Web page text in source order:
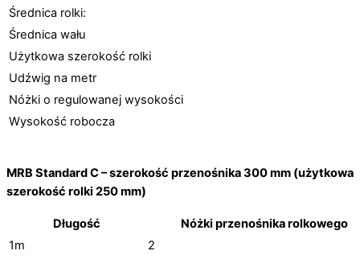
Średnica rolki:
Średnica wału
Użytkowa szerokość rolki
Udźwig na metr
Nóżki o regulowanej wysokości
Wysokość robocza
MRB Standard C – szerokość przenośnika 300 mm (użytkowa
szerokość rolki 250 mm)
Długość
Nóżki przenośnika rolkowego
1m
2